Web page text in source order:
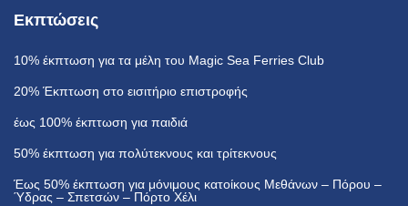
Εκπτώσεις
10% έκπτωση για τα μέλη του Magic Sea Ferries Club
20% Έκπτωση στο εισιτήριο επιστροφής
έως 100% έκπτωση για παιδιά
50% έκπτωση για πολύτεκνους και τρίτεκνους
Έως 50% έκπτωση για μόνιμους κατοίκους Μεθάνων – Πόρου –
Ύδρας – Σπετσών – Πόρτο Χέλι